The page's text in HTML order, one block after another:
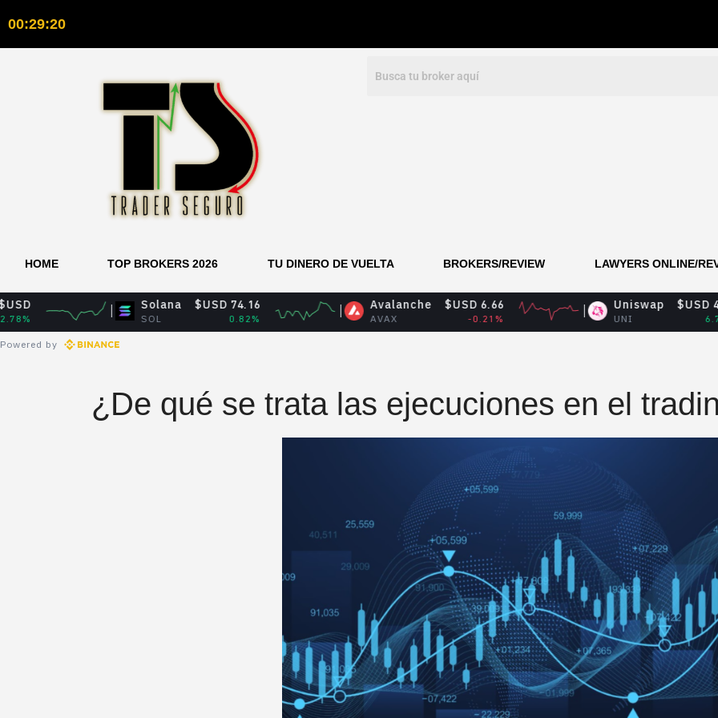
00:29:21
HOME TOP BROKERS 2026 TU DINERO DE VUELTA BROKERS/REVIEW LAWYERS ONLINE/
Solana
SOL
$USD 74.16 Avalanche
AVAX
$USD 6.66 Uniswap $USD 4.09
Powered by
¿De qué se trata las ejecuciones en el